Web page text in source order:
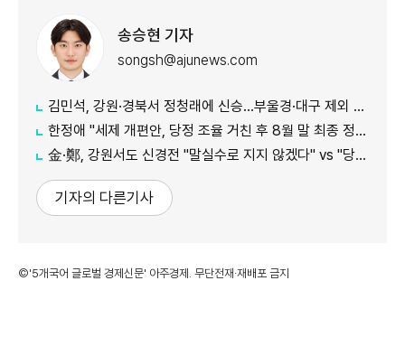
송승현 기자
songsh@ajunews.com
김민석, 강원·경북서 정청래에 신승…부울경·대구 제외 모두 웃었다
한정애 "세제 개편안, 당정 조율 거친 후 8월 말 최종 정리 가능"
金·鄭, 강원서도 신경전 "말실수로 지지 않겠다" vs "당대표인 양 행동"
기자의 다른기사
©'5개국어 글로벌 경제신문' 아주경제. 무단전재·재배포 금지